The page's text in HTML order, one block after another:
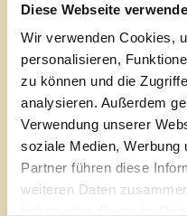
Diese Webseite
Wir verwenden Cookies,
personalisieren,
zu können und die
analysieren. Außerdem
Verwendung unserer
soziale Medien, Werbung
Partner führen diese
weiteren Daten
Hauptwohnsitz
Kontakt
Mag. Dr. Surena Ettefagh
Alte Landstraße 26,
Tel. 05522 84990
E-Mail
office@ra-